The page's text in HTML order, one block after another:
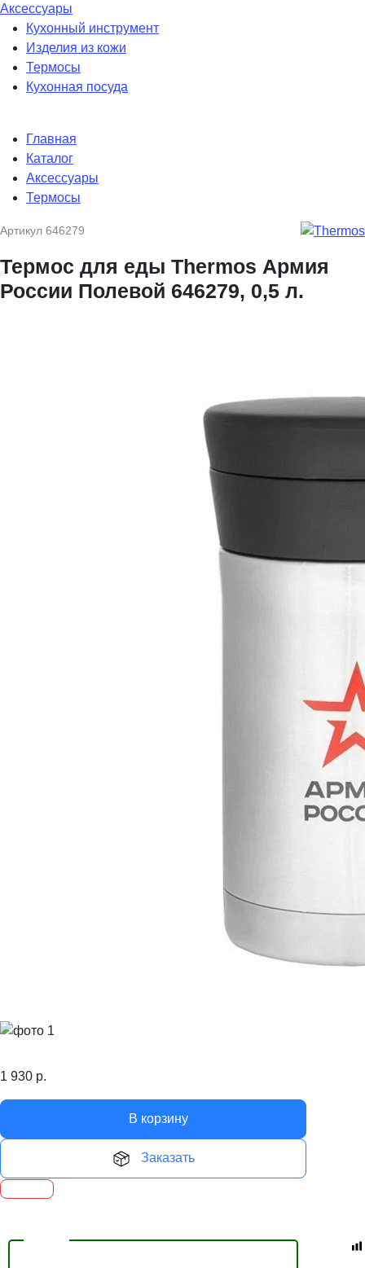
Аксессуары
Кухонный инструмент
Изделия из кожи
Термосы
Кухонная посуда
Главная
Каталог
Аксессуары
Термосы
Артикул 646279
Термос для еды Thermos Армия
России Полевой 646279, 0,5 л.
1 930 р.
В корзину
Заказать